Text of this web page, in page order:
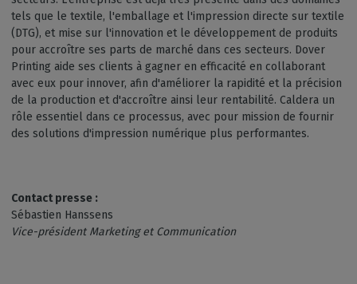
tels que le textile, l'emballage et l'impression directe sur textile
(DTG), et mise sur l'innovation et le développement de produits
pour accroître ses parts de marché dans ces secteurs. Dover
Printing aide ses clients à gagner en efficacité en collaborant
avec eux pour innover, afin d'améliorer la rapidité et la précision
de la production et d'accroître ainsi leur rentabilité. Caldera un
rôle essentiel dans ce processus, avec pour mission de fournir
des solutions d'impression numérique plus performantes.
Contact presse :
Sébastien Hanssens
Vice-président Marketing et Communication